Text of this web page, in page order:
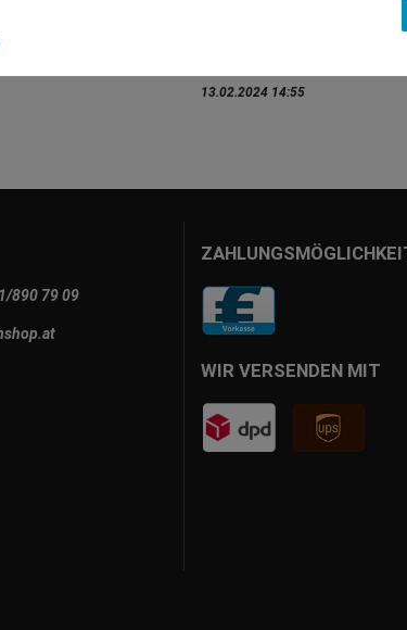
Kontaktieren Sie unser
13.02.2024 14:55
890 79 09
WIR VERSENDEN MIT